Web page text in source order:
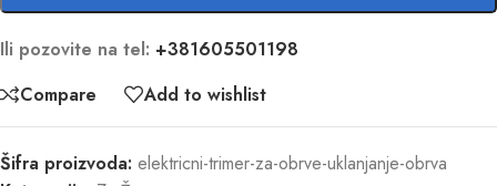
Ili pozovite na tel: +381605501198
Compare
Add to wishlist
Šifra proizvoda: elektricni-trimer-za-obrve-uklanjanje-obrva